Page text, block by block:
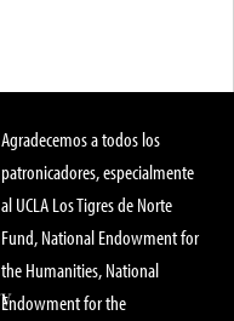
Agradecemos a todos los
patronicadores, especialmente
al UCLA Los Tigres de Norte
Fund, National Endowment for
the Humanities, National
Endowment for the